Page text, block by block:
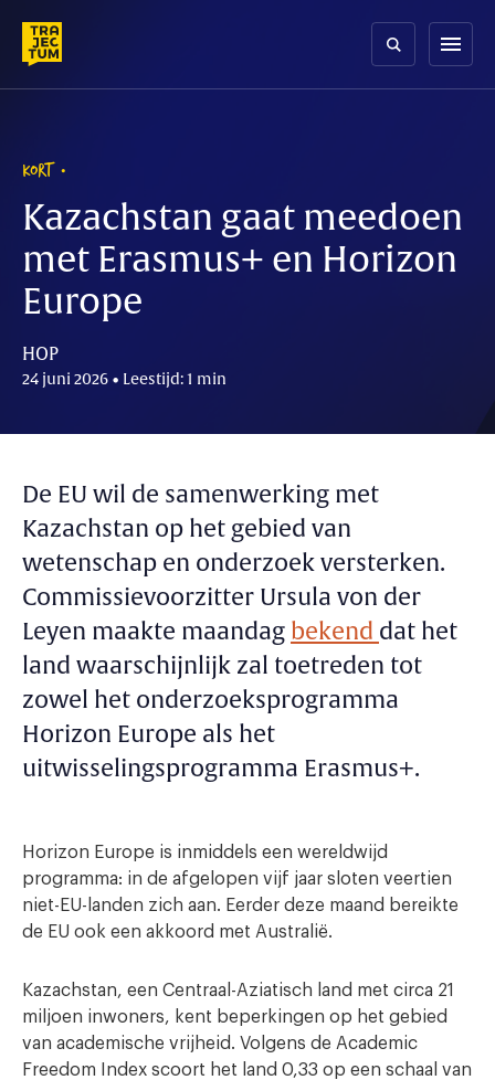
content
menu
KORT
Kazachstan gaat meedoen
met Erasmus+ en Horizon
Europe
HOP
24 juni 2026 • Leestijd: 1 min
De EU wil de samenwerking met
Kazachstan op het gebied van
wetenschap en onderzoek versterken.
Commissievoorzitter Ursula von der
Leyen maakte maandag bekend dat het
land waarschijnlijk zal toetreden tot
zowel het onderzoeksprogramma
Horizon Europe als het
uitwisselingsprogramma Erasmus+.
Horizon Europe is inmiddels een wereldwijd
programma: in de afgelopen vijf jaar sloten veertien
niet-EU-landen zich aan. Eerder deze maand bereikte
de EU ook een akkoord met Australië.
Kazachstan, een Centraal-Aziatisch land met circa 21
miljoen inwoners, kent beperkingen op het gebied
van academische vrijheid. Volgens de Academic
Freedom Index scoort het land 0,33 op een schaal van